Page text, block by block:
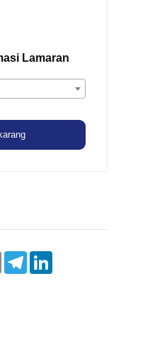
Lamaran
TelegramLinkedIn